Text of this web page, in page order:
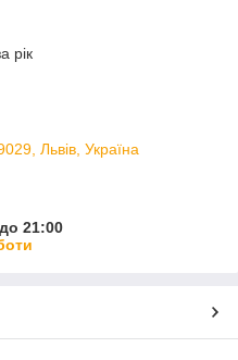
рік
Львів, Україна
21:00